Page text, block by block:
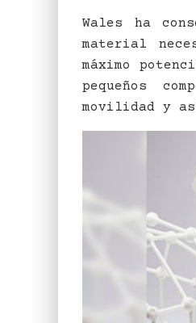
Wales ha
material
máximo
pequeños
movilidad y